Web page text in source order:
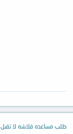
طلب مساعده فلاشه لا تقبل